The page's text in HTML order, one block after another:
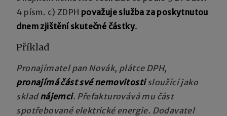
4 písm. c) ZDPH považuje služba za poskytnutou
dnem zjištění skutečné částky.
Příklad
Pronajímatel pan Novák, plátce DPH,
pronajímá část své nemovitostisloužící jako
skladnájemci. Přefakturovává mu část
spotřebované elektrické energie. Dodavatel